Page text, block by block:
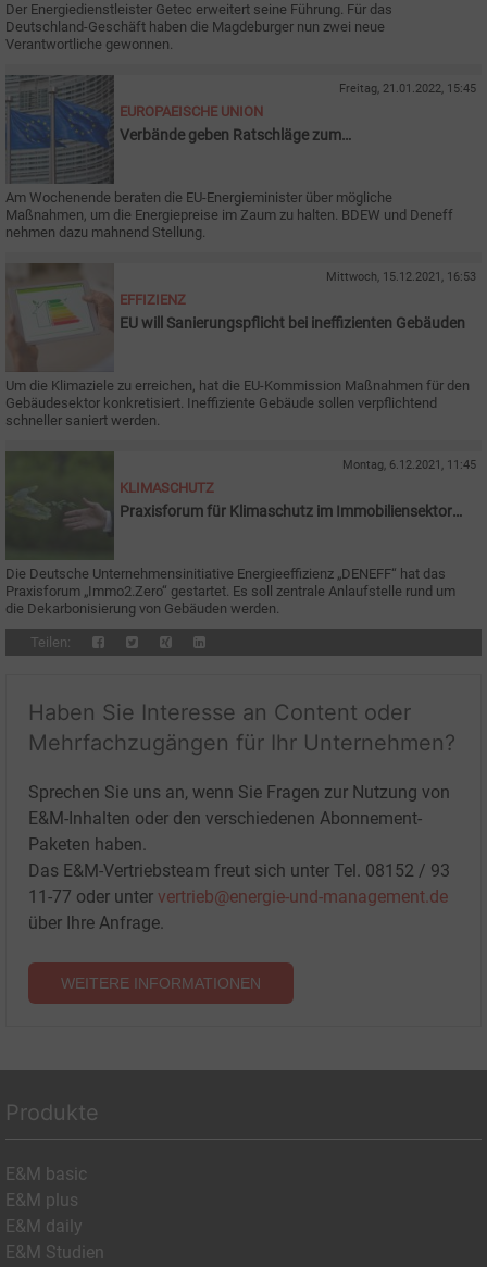
Der Energiedienstleister Getec erweitert seine Führung. Für das
Deutschland-Geschäft haben die Magdeburger nun zwei neue
Verantwortliche gewonnen.
Freitag, 21.01.2022, 15:45
EUROPAEISCHE UNION
Verbände geben Ratschläge zum
Am Wochenende beraten die EU-Energieminister über mögliche
Maßnahmen, um die Energiepreise im Zaum zu halten. BDEW und Deneff
nehmen dazu mahnend Stellung.
Mittwoch, 15.12.2021, 16:53
EFFIZIENZ
EU will Sanierungspflicht bei ineffizienten Gebäuden
Um die Klimaziele zu erreichen, hat die EU-Kommission Maßnahmen für den
Gebäudesektor konkretisiert. Ineffiziente Gebäude sollen verpflichtend
schneller saniert werden.
Montag, 6.12.2021, 11:45
KLIMASCHUTZ
Praxisforum für Klimaschutz im Immobiliensektor
Die Deutsche Unternehmensinitiative Energieeffizienz „DENEFF“ hat das
Praxisforum „Immo2.Zero“ gestartet. Es soll zentrale Anlaufstelle rund um
die Dekarbonisierung von Gebäuden werden.
Teilen:
Haben Sie Interesse an Content oder
Mehrfachzugängen für Ihr Unternehmen?
Sprechen Sie uns an, wenn Sie Fragen zur Nutzung von
E&M-Inhalten oder den verschiedenen Abonnement-
Paketen haben.
Das E&M-Vertriebsteam freut sich unter Tel. 08152 / 93
11-77 oder unter vertrieb@energie-und-management.de
über Ihre Anfrage.
WEITERE INFORMATIONEN
Produkte
E&M basic
E&M plus
E&M daily
E&M Studien